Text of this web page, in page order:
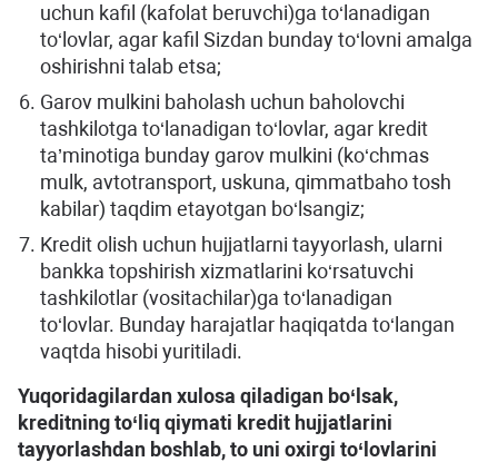
uchun kafil (kafolat beruvchi)ga to‘lanadigan
to‘lovlar, agar kafil Sizdan bunday to‘lovni amalga
oshirishni talab etsa;
Garov mulkini baholash uchun baholovchi
tashkilotga to‘lanadigan to‘lovlar, agar kredit
ta’minotiga bunday garov mulkini (ko‘chmas
mulk, avtotransport, uskuna, qimmatbaho tosh
kabilar) taqdim etayotgan bo‘lsangiz;
Kredit olish uchun hujjatlarni tayyorlash, ularni
bankka topshirish xizmatlarini ko‘rsatuvchi
tashkilotlar (vositachilar)ga to‘lanadigan
to‘lovlar. Bunday harajatlar haqiqatda to‘langan
vaqtda hisobi yuritiladi.
Yuqoridagilardan xulosa qiladigan bo‘lsak,
kreditning to‘liq qiymati kredit hujjatlarini
tayyorlashdan boshlab, to uni oxirgi to‘lovlarini